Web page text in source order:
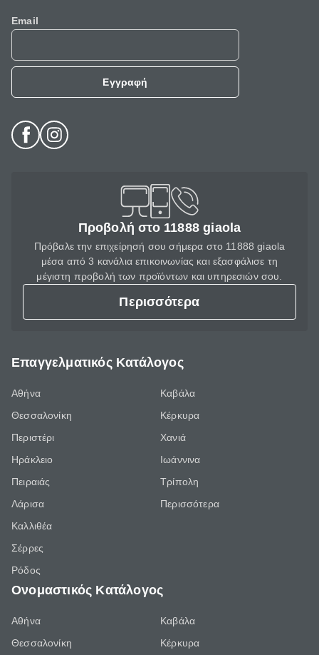
Email
Εγγραφή
Προβολή στο 11888 giaola
Πρόβαλε την επιχείρησή σου σήμερα στο 11888 giaola
μέσα από 3 κανάλια επικοινωνίας και εξασφάλισε τη
μέγιστη προβολή των προϊόντων και υπηρεσιών σου.
Περισσότερα
Επαγγελματικός Κατάλογος
Αθήνα
Θεσσαλονίκη
Περιστέρι
Ηράκλειο
Πειραιάς
Λάρισα
Καλλιθέα
Σέρρες
Ρόδος
Καβάλα
Κέρκυρα
Χανιά
Ιωάννινα
Τρίπολη
Περισσότερα
Ονομαστικός Κατάλογος
Αθήνα
Θεσσαλονίκη
Καβάλα
Κέρκυρα